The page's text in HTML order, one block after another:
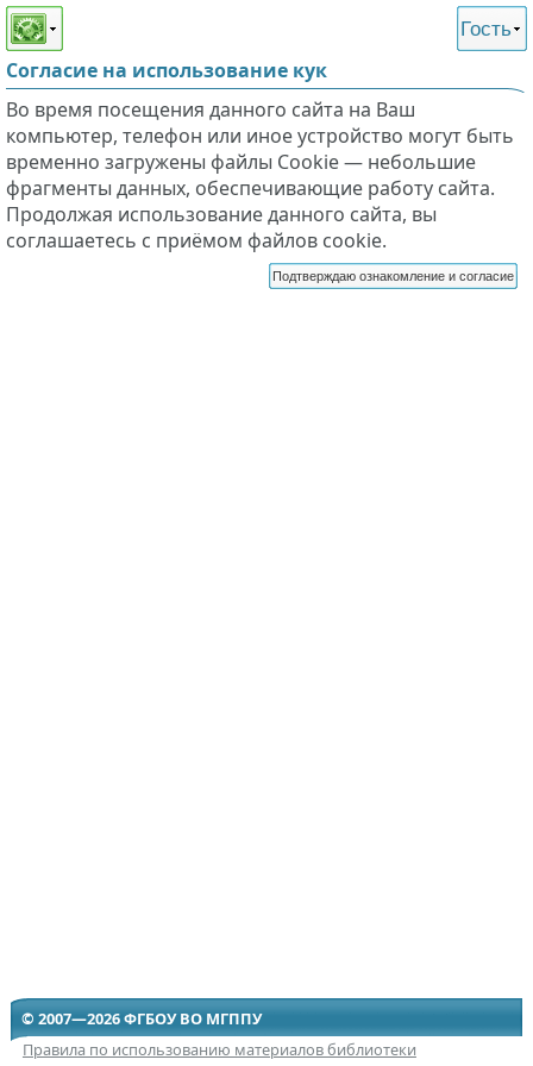
Этот сайт поддерживает
слабовидящих
Гость
Согласие на использование кук
Во время посещения данного сайта на Ваш
компьютер, телефон или иное устройство могут быть
временно загружены файлы Cookie — небольшие
фрагменты данных, обеспечивающие работу сайта.
Продолжая использование данного сайта, вы
соглашаетесь с приёмом файлов cookie.
Подтверждаю ознакомление и согласие
© 2007—2026 ФГБОУ ВО МГППУ
Правила по использованию материалов библиотеки